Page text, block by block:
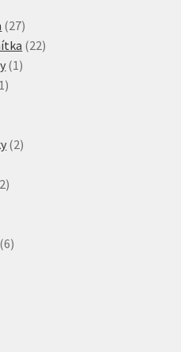
2727
produktů
2222
1 1
51
22
22
66